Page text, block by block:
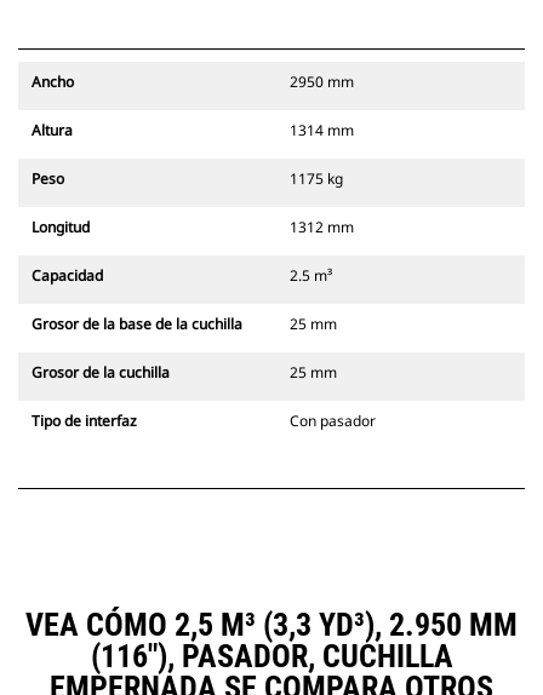
Ancho 2950 mm
Altura 1314 mm
Peso 1175 kg
Longitud 1312 mm
Capacidad 2.5 m³
Grosor de la base de la cuchilla 25 mm
Grosor de la cuchilla 25 mm
Tipo de interfaz Con pasador
VEA CÓMO 2,5 M³ (3,3 YD³), 2.950 MM
(116"), PASADOR, CUCHILLA